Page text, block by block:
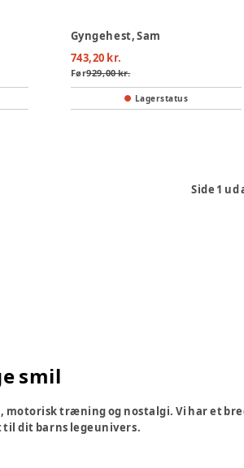
Gyngehest, Sam
743,20 kr.
Før929,00 kr.
Lagerstatus
Side 1 ud
smil
motorisk træning og nostalgi. Vi har et
til dit barns legeunivers.